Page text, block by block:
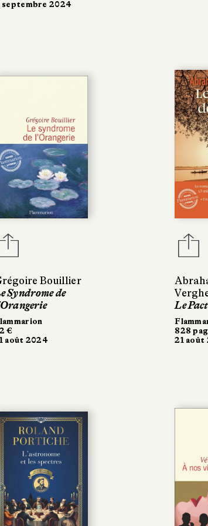
septembre 2024
Bouillier
Syndrome de
€
août 2024
Le
828
21 août